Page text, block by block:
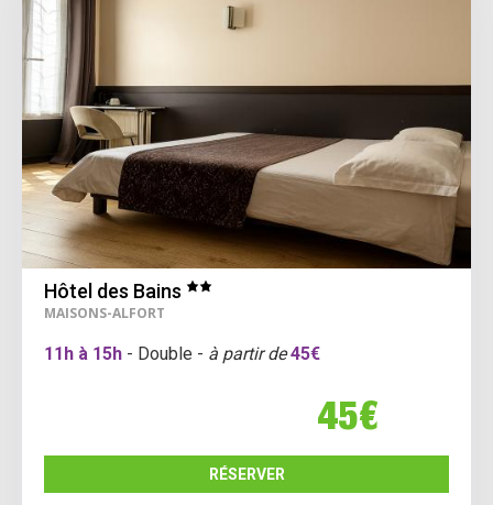
Hôtel des Bains
MAISONS-ALFORT
11h à 15h - Double - à partir de 45€
45€
RÉSERVER